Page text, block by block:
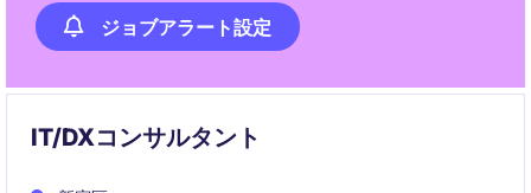
ジョブアラート設定
IT/DXコンサルタント